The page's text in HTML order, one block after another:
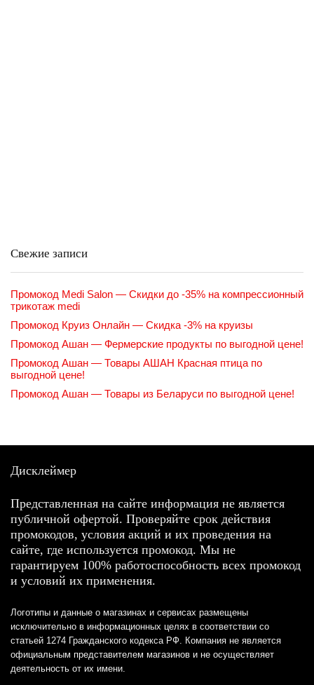
Свежие записи
Промокод Medi Salon — Скидки до -35% на компрессионный
трикотаж medi
Промокод Круиз Онлайн — Скидка -3% на круизы
Промокод Ашан — Фермерские продукты по выгодной цене!
Промокод Ашан — Товары АШАН Красная птица по
выгодной цене!
Промокод Ашан — Товары из Беларуси по выгодной цене!
Дисклеймер
Представленная на сайте информация не является
публичной офертой. Проверяйте срок действия
промокодов, условия акций и их проведения на
сайте, где используется промокод. Мы не
гарантируем 100% работоспособность всех промокод
и условий их применения.
Логотипы и данные о магазинах и сервисах размещены
исключительно в информационных целях в соответствии со
статьей 1274 Гражданского кодекса РФ. Компания не является
официальным представителем магазинов и не осуществляет
деятельность от их имени.